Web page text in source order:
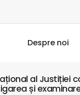
Despre noi
al Justiției
și